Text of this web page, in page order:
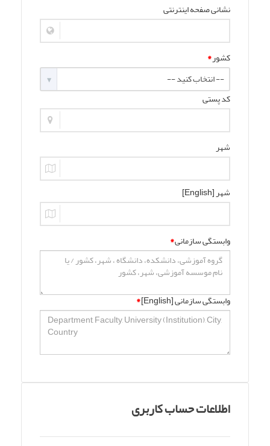
نشانی صفحه اینترنتی
کشور*
-- انتخاب کنید --
کد پستی
شهر
شهر [English]
وابستگی سازمانی*
وابستگی سازمانی [English] *
اطلاعات حساب کاربری